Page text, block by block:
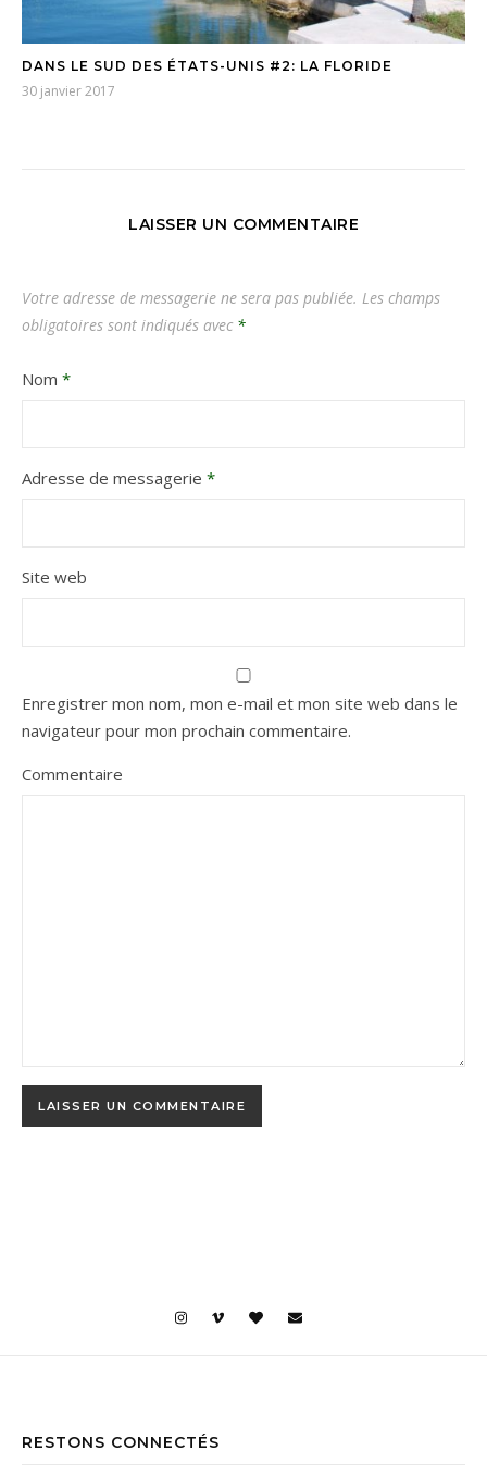
DANS LE SUD DES ÉTATS-UNIS #2: LA FLORIDE
30 janvier 2017
LAISSER UN COMMENTAIRE
Votre adresse de messagerie ne sera pas publiée. Les champs
obligatoires sont indiqués avec *
Nom *
Adresse de messagerie *
Site web
Enregistrer mon nom, mon e-mail et mon site web dans le
navigateur pour mon prochain commentaire.
Commentaire
RESTONS CONNECTÉS